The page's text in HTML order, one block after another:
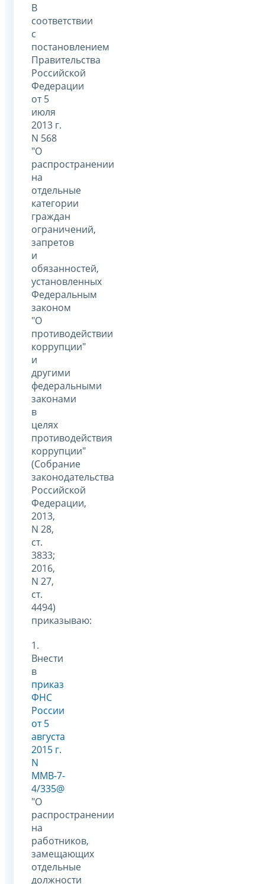
В
соответствии
с
постановлением
Правительства
Российской
Федерации
от 5
июля
2013 г.
N 568
"О
распространении
на
отдельные
категории
граждан
ограничений,
запретов
и
обязанностей,
установленных
Федеральным
законом
"О
противодействии
коррупции"
и
другими
федеральными
законами
в
целях
противодействия
коррупции"
(Собрание
законодательства
Российской
Федерации,
2013,
N 28,
ст.
3833;
2016,
N 27,
ст.
4494)
приказываю:
1.
Внести
в
приказ
ФНС
России
от 5
августа
2015 г.
N
ММВ-7-
4/335@
"О
распространении
на
работников,
замещающих
отдельные
должности